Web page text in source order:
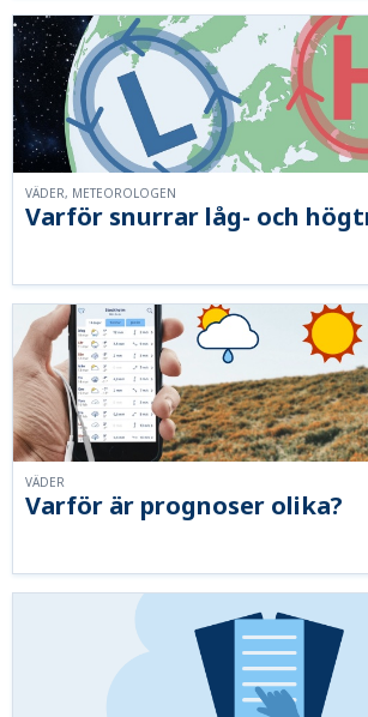
Varför snurrar låg- och
VÄDER, METEOROLOGEN
Varför är prognoser olika?
VÄDER